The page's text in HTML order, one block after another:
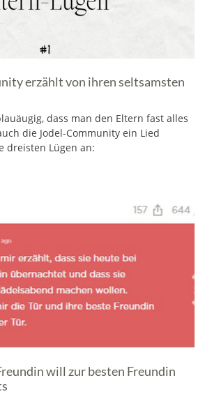
erzählt von ihren seltsamsten
dass man den Eltern fast alles
die Jodel-Community ein Lied
dreisten Lügen an:
will zur besten Freundin